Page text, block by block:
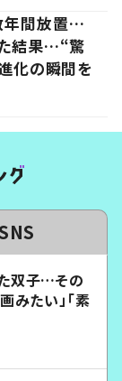
年間放置…
結果…“驚
化の瞬間を
双子…その
みたい」「素